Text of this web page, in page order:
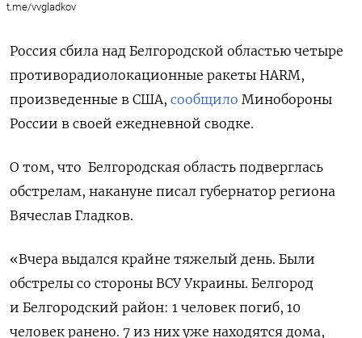
t.me/vvgladkov
Россия сбила над Белгородской областью четыре
противорадиолокационные ракеты HARM,
произведенные в США, сообщило Минобороны
России в своей ежедневной сводке.
О том, что Белгородская область подверглась
обстрелам, накануне писал губернатор региона
Вячеслав Гладков.
«Вчера выдался крайне тяжелый день. Были
обстрелы со стороны ВСУ Украины. Белгород
и Белгородский район: 1 человек погиб, 10
человек ранено. 7 из них уже находятся дома,